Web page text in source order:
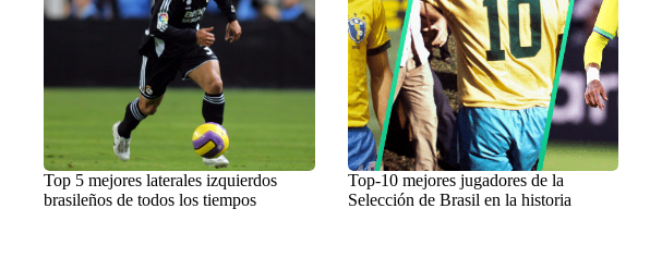
Top 5 mejores laterales izquierdos
brasileños de todos los tiempos
Top-10 mejores jugadores de la
Selección de Brasil en la historia